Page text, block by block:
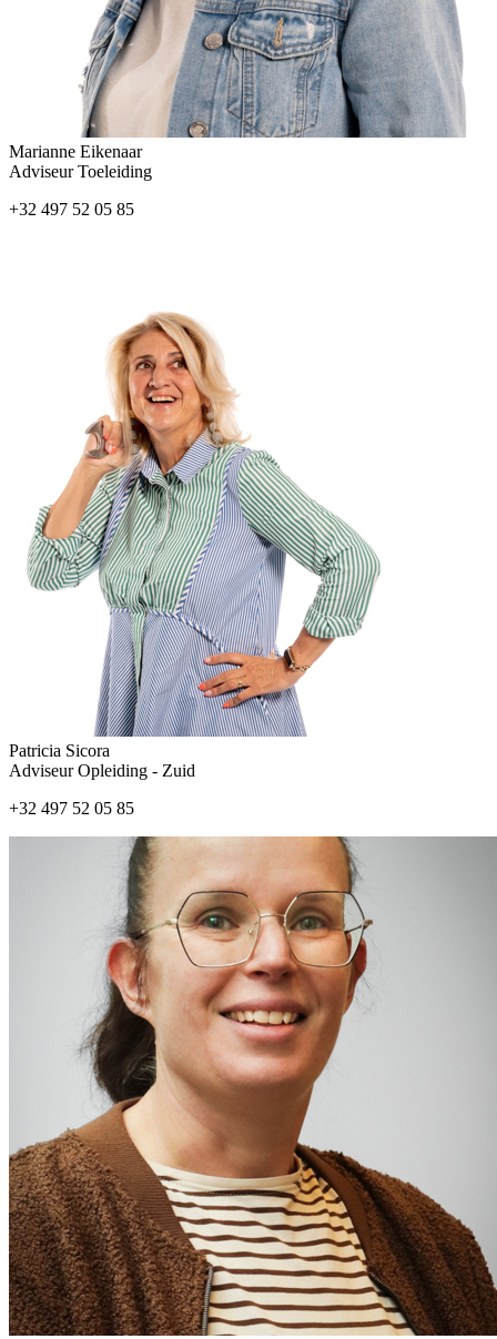
Marianne Eikenaar
Adviseur Toeleiding
+32 497 52 05 85
Patricia Sicora
Adviseur Opleiding - Zuid
+32 497 52 05 85